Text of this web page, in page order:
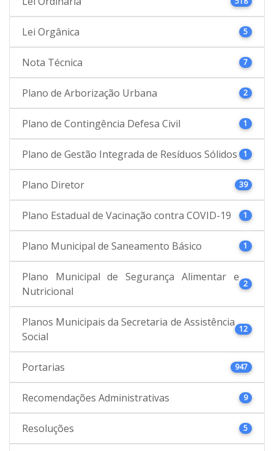
Lei Orgânica 5
Nota Técnica 7
Plano de Arborização Urbana 2
Plano de Contingência Defesa Civil 1
Plano de Gestão Integrada de Resíduos Sólidos 1
Plano Diretor 39
Plano Estadual de Vacinação contra COVID-19 1
Plano Municipal de Saneamento Básico 1
Plano Municipal de Segurança Alimentar e
Nutricional
2
Planos Municipais da Secretaria de Assistência
Social
12
Portarias 947
Recomendações Administrativas 9
Resoluções 5